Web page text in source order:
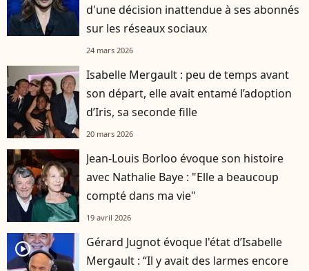
d'une décision inattendue à ses abonnés
sur les réseaux sociaux
24 mars 2026
Isabelle Mergault : peu de temps avant
son départ, elle avait entamé l’adoption
d’Iris, sa seconde fille
20 mars 2026
Jean-Louis Borloo évoque son histoire
avec Nathalie Baye : "Elle a beaucoup
compté dans ma vie"
19 avril 2026
player2
Gérard Jugnot évoque l'état d’Isabelle
Mergault : “Il y avait des larmes encore